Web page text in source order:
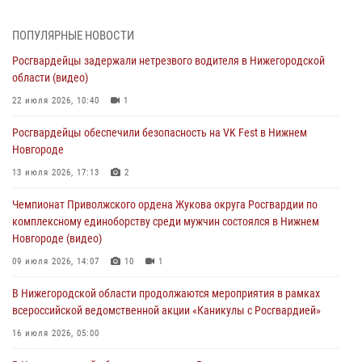
В Нижегородской области продолжаются мероприятия в рамках
16 июля 2026, 05:00
Росгвардейцы обеспечили безопасность на VK Fest в Нижнем
13 июля 2026, 17:13
Нижегородские росгвардейцы за прошедшую неделю выезжали
13 июля 2026, 06:45
Росгвардейцы предотвратили серию краж в Нижнем Новгороде
10 июля 2026, 09:38
ПОПУЛЯРНЫЕ НОВОСТИ
Росгвардейцы задержали нетрезвого водителя в Нижегородской
области (видео)
22 июля 2026, 10:40 1
Росгвардейцы обеспечили безопасность на VK Fest в Нижнем
Новгороде
13 июля 2026, 17:13 2
Чемпионат Приволжского ордена Жукова округа Росгвардии по
комплексному единоборству среди мужчин состоялся в Нижнем
Новгороде (видео)
09 июля 2026, 14:07 10 1
В Нижегородской области продолжаются мероприятия в рамках
всероссийской ведомственной акции «Каникулы с Росгвардией»
16 июля 2026, 05:00